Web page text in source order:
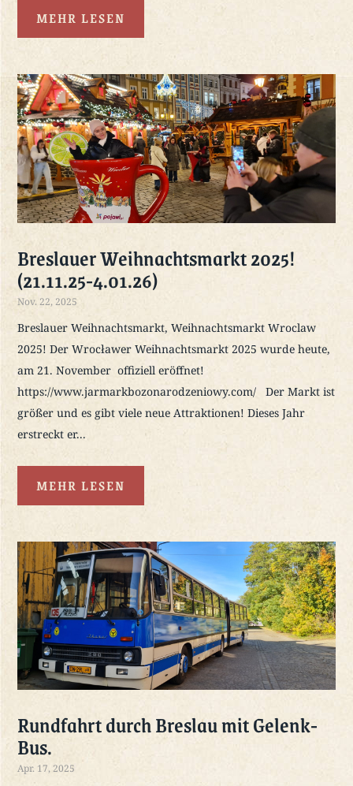
MEHR LESEN
Breslauer Weihnachtsmarkt 2025!
(21.11.25-4.01.26)
Nov. 22, 2025
Breslauer Weihnachtsmarkt, Weihnachtsmarkt Wroclaw
2025! Der Wrocławer Weihnachtsmarkt 2025 wurde heute,
am 21. November offiziell eröffnet!
https://www.jarmarkbozonarodzeniowy.com/ Der Markt ist
größer und es gibt viele neue Attraktionen! Dieses Jahr
erstreckt er...
MEHR LESEN
Rundfahrt durch Breslau mit Gelenk-
Bus.
Apr. 17, 2025